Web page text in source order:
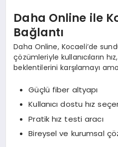
Daha Online ile
Bağlantı
Daha Online, Kocaeli’de
çözümleriyle kullanıcıların
beklentilerini karşılamayı
Güçlü fiber altyapı
Kullanıcı dostu hız
Pratik hız testi aracı
Bireysel ve kurumsal